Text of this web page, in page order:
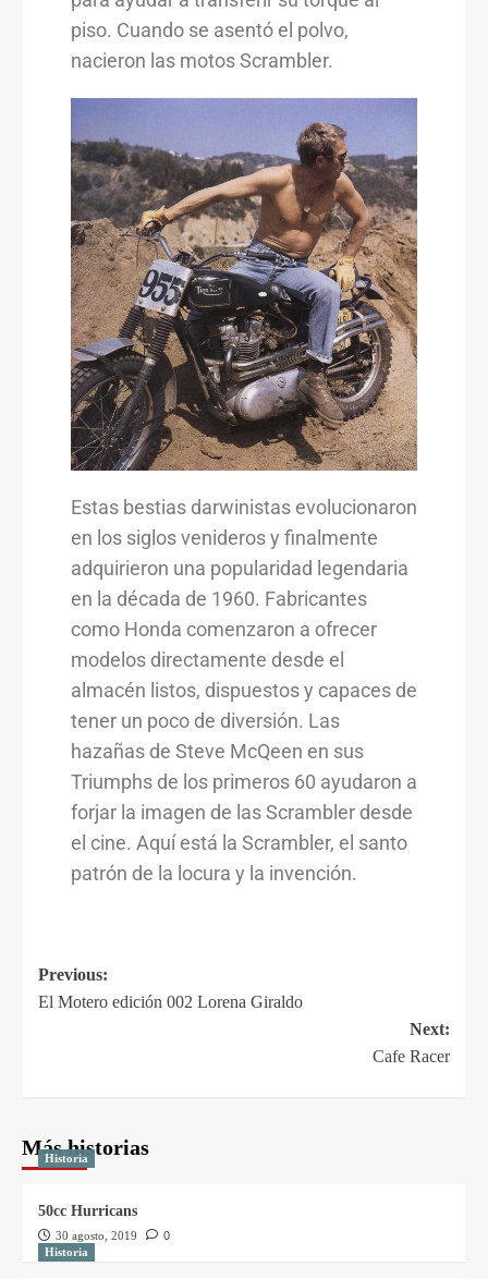
piso. Cuando se asentó el polvo,
nacieron las motos Scrambler.
Estas bestias darwinistas evolucionaron
en los siglos venideros y finalmente
adquirieron una popularidad legendaria
en la década de 1960. Fabricantes
como Honda comenzaron a ofrecer
modelos directamente desde el
almacén listos, dispuestos y capaces de
tener un poco de diversión. Las
hazañas de Steve McQeen en sus
Triumphs de los primeros 60 ayudaron a
forjar la imagen de las Scrambler desde
el cine. Aquí está la Scrambler, el santo
patrón de la locura y la invención.
Previous:
El Motero edición 002 Lorena Giraldo
Next:
Cafe Racer
Más historias
Historia
50cc Hurricans
30 agosto, 2019
0
Historia